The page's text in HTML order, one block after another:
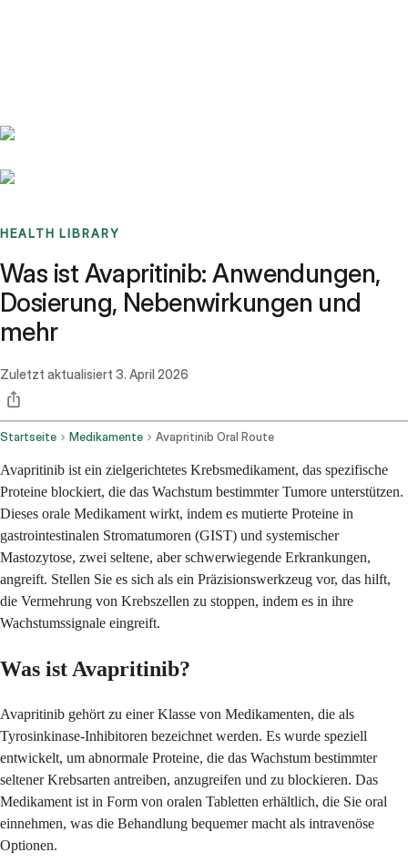
HEALTH LIBRARY
Was ist Avapritinib: Anwendungen,
Dosierung, Nebenwirkungen und
mehr
Zuletzt aktualisiert 3. April 2026
Startseite Medikamente Avapritinib Oral Route
Avapritinib ist ein zielgerichtetes Krebsmedikament, das spezifische
Proteine blockiert, die das Wachstum bestimmter Tumore unterstützen.
Dieses orale Medikament wirkt, indem es mutierte Proteine in
gastrointestinalen Stromatumoren (GIST) und systemischer
Mastozytose, zwei seltene, aber schwerwiegende Erkrankungen,
angreift. Stellen Sie es sich als ein Präzisionswerkzeug vor, das hilft,
die Vermehrung von Krebszellen zu stoppen, indem es in ihre
Wachstumssignale eingreift.
Was ist Avapritinib?
Avapritinib gehört zu einer Klasse von Medikamenten, die als
Tyrosinkinase-Inhibitoren bezeichnet werden. Es wurde speziell
entwickelt, um abnormale Proteine, die das Wachstum bestimmter
seltener Krebsarten antreiben, anzugreifen und zu blockieren. Das
Medikament ist in Form von oralen Tabletten erhältlich, die Sie oral
einnehmen, was die Behandlung bequemer macht als intravenöse
Optionen.